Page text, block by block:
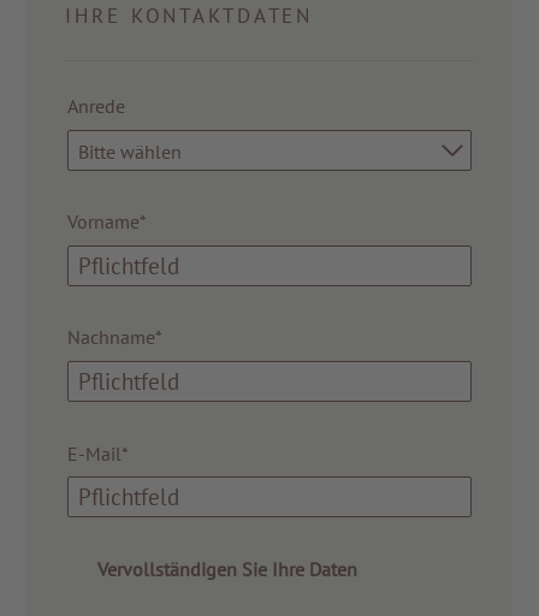
IHRE KONTAKTDATEN
Anrede
Bitte wählen
Vorname*
Nachname*
E-Mail*
Vervollständigen Sie Ihre Daten